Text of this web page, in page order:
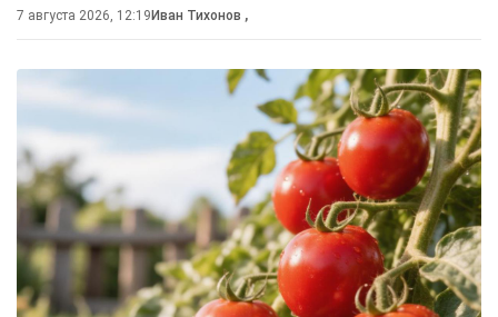
7 августа 2026, 12:19 Иван Тихонов ,